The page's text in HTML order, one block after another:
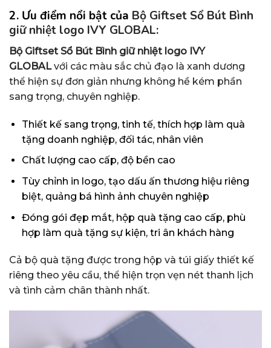
2. Ưu điểm nổi bật của Bộ Giftset Sổ Bút Bình
giữ nhiệt logo IVY GLOBAL:
Bộ Giftset Sổ Bút Bình giữ nhiệt logo IVY
GLOBALvới các màu sắc chủ đạo là xanh dương
thể hiện sự đơn giản nhưng không hề kém phần
sang trọng, chuyên nghiệp.
Thiết kế sang trọng, tinh tế, thích hợp làm quà
tặng doanh nghiệp, đối tác, nhân viên
Chất lượng cao cấp, độ bền cao
Tùy chỉnh in logo, tạo dấu ấn thương hiệu riêng
biệt, quảng bá hình ảnh chuyên nghiệp
Đóng gói đẹp mắt, hộp quà tặng cao cấp, phù
hợp làm quà tặng sự kiện, tri ân khách hàng
Cả bộ quà tặng được trong hộp và túi giấy thiết kế
riêng theo yêu cầu, thể hiện trọn vẹn nét thanh lịch
và tình cảm chân thành nhất.